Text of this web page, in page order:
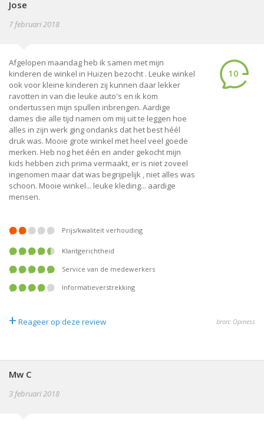
Jose
7 februari 2018
Afgelopen maandag heb ik samen met mijn
kinderen de winkel in Huizen bezocht . Leuke winkel
ook voor kleine kinderen zij kunnen daar lekker
ravotten in van die leuke auto's en ik kom
ondertussen mijn spullen inbrengen. Aardige
dames die alle tijd namen om mij uit te leggen hoe
alles in zijn werk ging ondanks dat het best héél
druk was. Mooie grote winkel met heel veel goede
merken. Heb nog het één en ander gekocht mijn
kids hebben zich prima vermaakt, er is niet zoveel
ingenomen maar dat was begrijpelijk , niet alles was
schoon. Mooie winkel... leuke kleding... aardige
mensen.
10
prijs/kwaliteit verhouding
klantgerichtheid
service van de medewerkers
informatieverstrekking
+ Reageer op deze review bron: Opiness
Mw C
3 februari 2018